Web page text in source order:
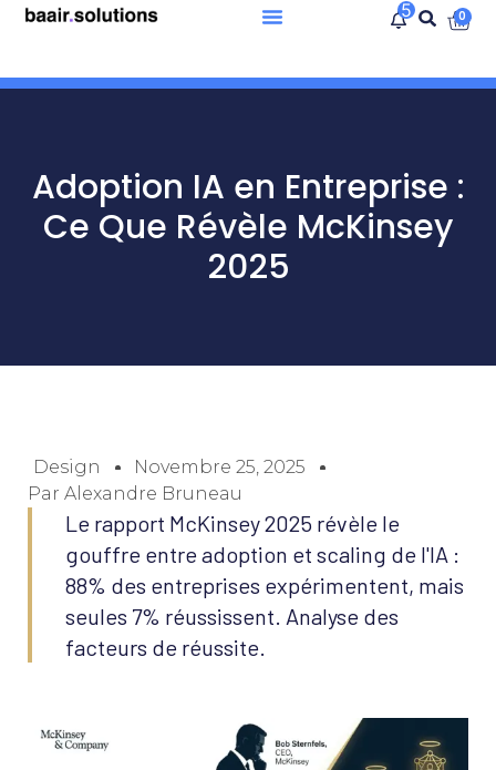
5 0
Adoption IA en Entreprise :
Ce Que Révèle McKinsey
2025
Design
Novembre 25, 2025
Par Alexandre Bruneau
Le rapport McKinsey 2025 révèle le
gouffre entre adoption et scaling de l'IA :
88% des entreprises expérimentent, mais
seules 7% réussissent. Analyse des
facteurs de réussite.